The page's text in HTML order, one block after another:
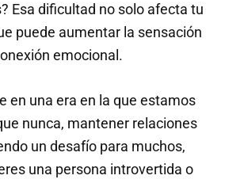
Esa dificultad no solo afecta tu
puede aumentar la sensación
emocional.
en una era en la que estamos
nunca, mantener relaciones
un desafío para muchos,
una persona introvertida o